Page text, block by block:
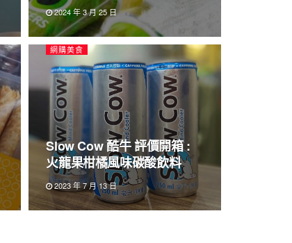
2024 年 3 月 25 日
網購美食
Slow Cow 酷牛 評價開箱 :
火龍果柑橘風味碳酸飲料
2023 年 7 月 13 日